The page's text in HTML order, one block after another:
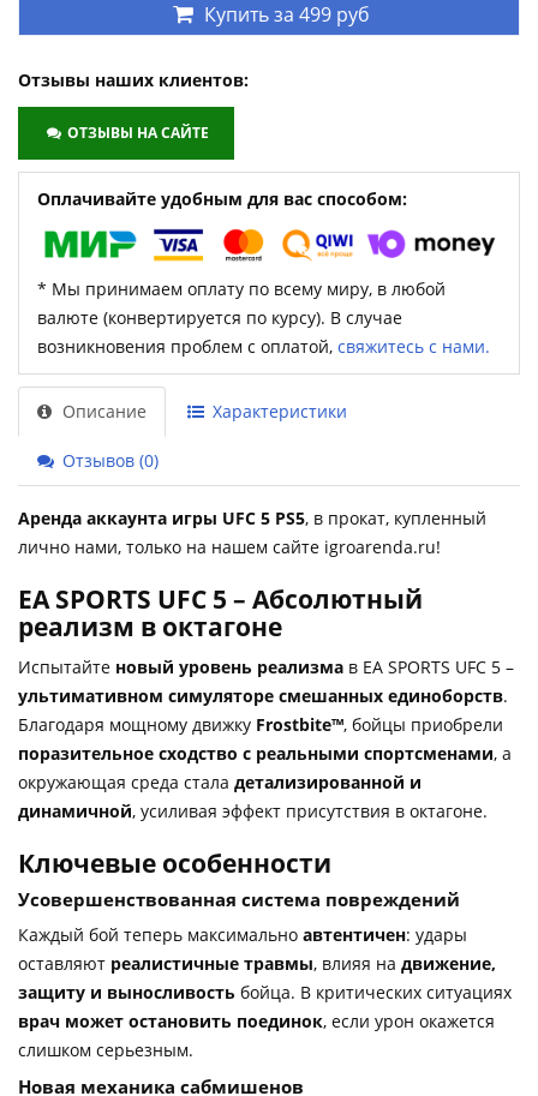
Купить за 499 руб
Отзывы наших клиентов:
ОТЗЫВЫ НА САЙТЕ
Оплачивайте удобным для вас способом:
* Мы принимаем оплату по всему миру, в любой
валюте (конвертируется по курсу). В случае
возникновения проблем с оплатой, свяжитесь с нами.
Описание Характеристики
Отзывов (0)
Аренда аккаунта игры UFC 5 PS5, в прокат, купленный
лично нами, только на нашем сайте igroarenda.ru!
EA SPORTS UFC 5 – Абсолютный
реализм в октагоне
Испытайте новый уровень реализма в EA SPORTS UFC 5 –
ультимативном симуляторе смешанных единоборств.
Благодаря мощному движку Frostbite™, бойцы приобрели
поразительное сходство с реальными спортсменами, а
окружающая среда стала детализированной и
динамичной, усиливая эффект присутствия в октагоне.
Ключевые особенности
Усовершенствованная система повреждений
Каждый бой теперь максимально автентичен: удары
оставляют реалистичные травмы, влияя на движение,
защиту и выносливость бойца. В критических ситуациях
врач может остановить поединок, если урон окажется
слишком серьезным.
Новая механика сабмишенов